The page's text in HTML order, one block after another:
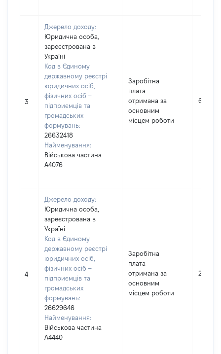
3
Джерело доходу:
Юридична особа,
зареєстрована в
Україні
Код в Єдиному
державному реєстрі
юридичних осіб,
фізичних осіб –
підприємців та
громадських
формувань:
26632418
Найменування:
Військова частина
А4076
Заробітна
плата
отримана за
основним
місцем роботи
65459
4
Джерело доходу:
Юридична особа,
зареєстрована в
Україні
Код в Єдиному
державному реєстрі
юридичних осіб,
фізичних осіб –
підприємців та
громадських
формувань:
26629646
Найменування:
Військова частина
А4440
Заробітна
плата
отримана за
основним
місцем роботи
218757